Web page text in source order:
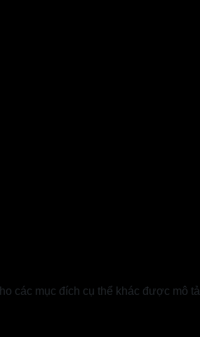
các mục đích cụ thể khác được mô tả